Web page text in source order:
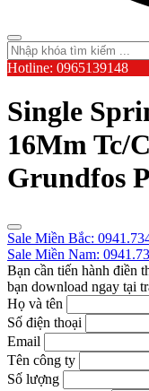
Hotline: 0965139148
Single
16Mm Tc/
Grundfos
Sale Miền Bắc:
Sale Miền Nam:
Bạn cần tiến hành điền
bạn download ngay tại
Họ và tên
Số điện thoại
Email
Tên công ty
Số lượng